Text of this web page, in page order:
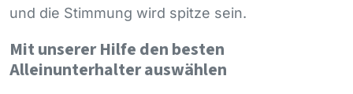
und die Stimmung wird spitze sein.
Mit unserer Hilfe den besten
Alleinunterhalter auswählen